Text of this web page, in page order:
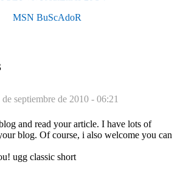
MSN BuScAdoR
de septiembre de 2010 - 06:21
and read your article. I have lots of
blog. Of course, i also welcome you can
ugg classic short